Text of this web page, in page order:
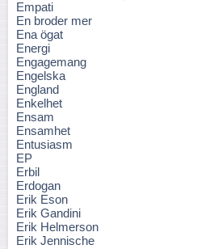
Empati
En broder mer
Ena ögat
Energi
Engagemang
Engelska
England
Enkelhet
Ensam
Ensamhet
Entusiasm
EP
Erbil
Erdogan
Erik Eson
Erik Gandini
Erik Helmerson
Erik Jennische